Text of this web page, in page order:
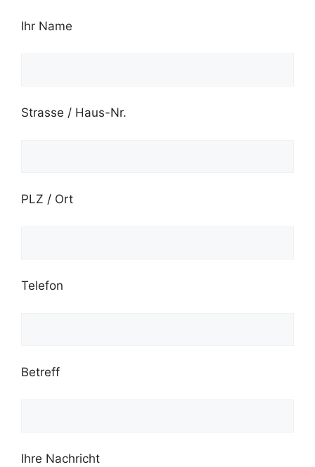
Ihr Name
Strasse / Haus-Nr.
PLZ / Ort
Telefon
Betreff
Ihre Nachricht